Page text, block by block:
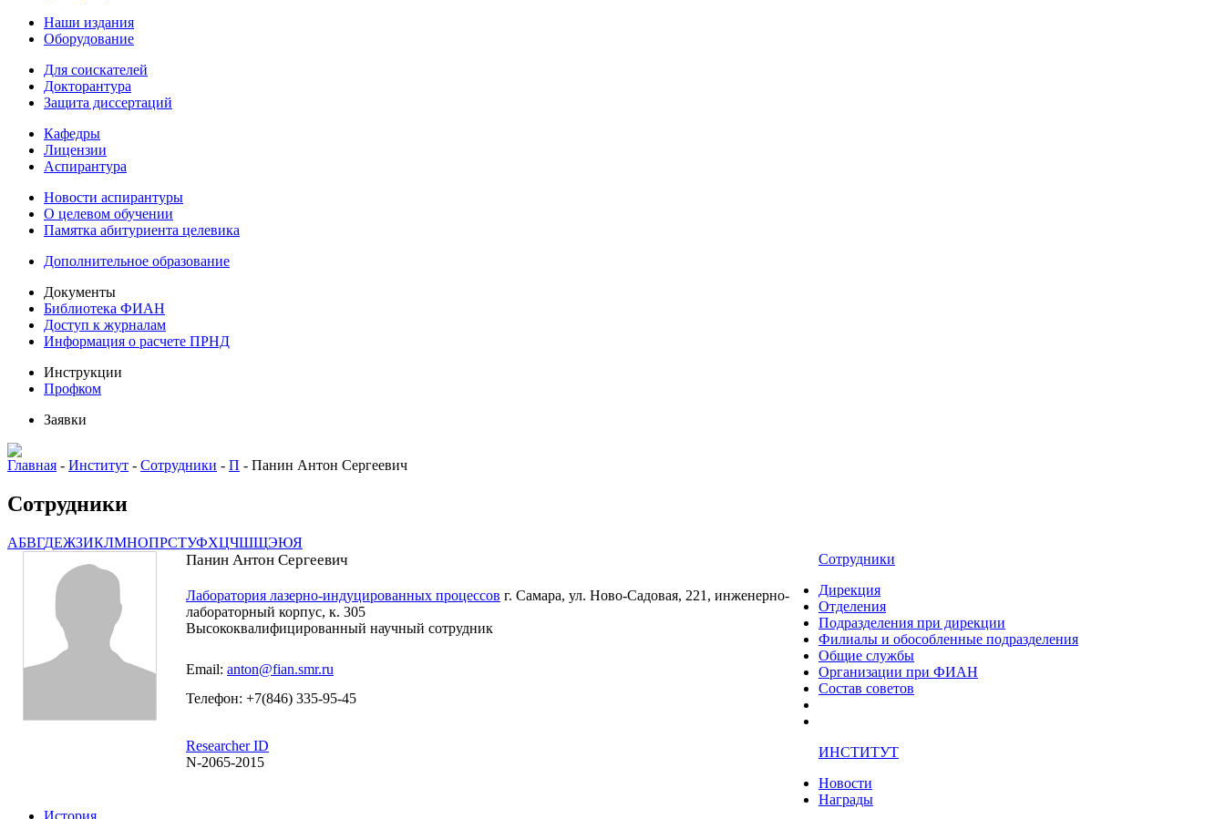
Наши издания
Оборудование
Для соискателей
Докторантура
Защита диссертаций
Кафедры
Лицензии
Аспирантура
Новости аспирантуры
О целевом обучении
Памятка абитуриента целевика
Дополнительное образование
Документы
Библиотека ФИАН
Доступ к журналам
Информация о расчете ПРНД
Инструкции
Профком
Заявки
Главная - Институт - Сотрудники - П - Панин Антон Сергеевич
Сотрудники
АБВГДЕЖЗИКЛМНОПРСТУФХЦЧШЩЭЮЯ
Панин Антон Сергеевич
Лаборатория лазерно-индуцированных процессов г. Самара, ул. Ново-Садовая, 221, инженерно-
лабораторный корпус, к. 305
Высококвалифицированный научный сотрудник
Email: anton@fian.smr.ru
Телефон: +7(846) 335-95-45
Researcher ID
N-2065-2015
Сотрудники
Дирекция
Отделения
Подразделения при дирекции
Филиалы и обособленные подразделения
Общие службы
Организации при ФИАН
Состав советов
ИНСТИТУТ
Новости
Награды
История